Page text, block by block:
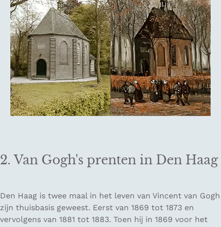
2. Van Gogh's prenten in Den Haag
Den Haag is twee maal in het leven van Vincent van Gogh
zijn thuisbasis geweest. Eerst van 1869 tot 1873 en
vervolgens van 1881 tot 1883. Toen hij in 1869 voor het